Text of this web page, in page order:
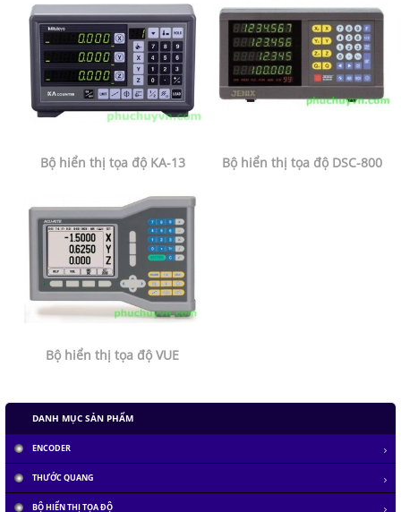
Bộ hiển thị tọa độ KA-13 Bộ hiển thị tọa độ DSC-800
Bộ hiển thị tọa độ VUE
DANH MỤC SẢN PHẨM
ENCODER
THƯỚC QUANG
BỘ HIỂN THỊ TỌA ĐỘ